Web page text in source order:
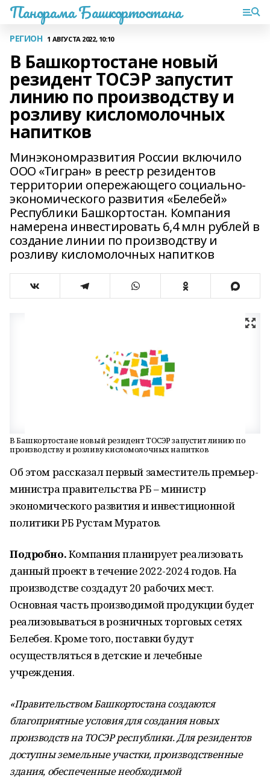
Панорама Башкортостана
РЕГИОН 1 АВГУСТА 2022, 10:10
В Башкортостане новый
резидент ТОСЭР запустит
линию по производству и
розливу кисломолочных
напитков
Минэкономразвития России включило
ООО «Тигран» в реестр резидентов
территории опережающего социально-
экономического развития «Белебей»
Республики Башкортостан. Компания
намерена инвестировать 6,4 млн рублей в
создание линии по производству и
розливу кисломолочных напитков
В Башкортостане новый резидент ТОСЭР запустит линию по
производству и розливу кисломолочных напитков
Об этом рассказал первый заместитель премьер-
министра правительства РБ – министр
экономического развития и инвестиционной
политики РБ Рустам Муратов.
Подробно.Компания планирует реализовать
данный проект в течение 2022-2024 годов. На
производстве создадут 20 рабочих мест.
Основная часть производимой продукции будет
реализовываться в розничных торговых сетях
Белебея. Кроме того, поставки будут
осуществляться в детские и лечебные
учреждения.
«Правительством Башкортостана создаются
благоприятные условия для создания новых
производств на ТОСЭР республики. Для резидентов
доступны земельные участки, производственные
здания, обеспеченные необходимой